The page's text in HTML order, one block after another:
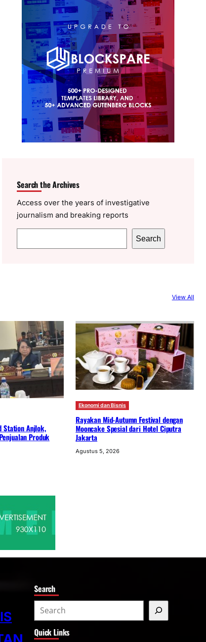
Search the Archives
Access over the years of investigative
journalism and breaking reports
e
Search
View All
Station Anjlok,
Produk
Ekonomi dan Bisnis
Rayakan Mid-Autumn Festival dengan
Mooncake Spesial dari Hotel Ciputra
Jakarta
Agustus 5, 2026
Search
e
a
Quick Links